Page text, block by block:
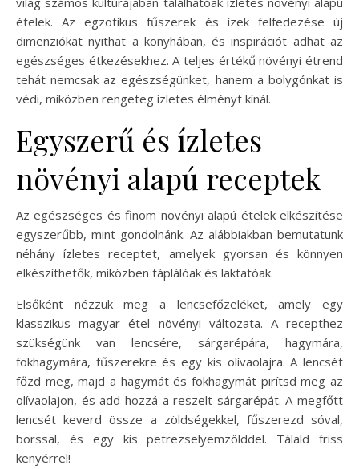
ételek. Az egzotikus fűszerek és ízek felfedezése új
dimenziókat nyithat a konyhában, és inspirációt adhat az
egészséges étkezésekhez. A teljes értékű növényi étrend
tehát nemcsak az egészségünket, hanem a bolygónkat is
védi, miközben rengeteg ízletes élményt kínál.
Egyszerű és ízletes
növényi alapú receptek
Az egészséges és finom növényi alapú ételek elkészítése
egyszerűbb, mint gondolnánk. Az alábbiakban bemutatunk
néhány ízletes receptet, amelyek gyorsan és könnyen
elkészíthetők, miközben táplálóak és laktatóak.
Elsőként nézzük meg a lencsefőzeléket, amely egy
klasszikus magyar étel növényi változata. A recepthez
szükségünk van lencsére, sárgarépára, hagymára,
fokhagymára, fűszerekre és egy kis olívaolajra. A lencsét
főzd meg, majd a hagymát és fokhagymát pirítsd meg az
olívaolajon, és add hozzá a reszelt sárgarépát. A megfőtt
lencsét keverd össze a zöldségekkel, fűszerezd sóval,
borssal, és egy kis petrezselyemzölddel. Tálald friss
kenyérrel!